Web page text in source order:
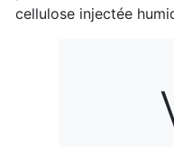
cellulose injectée